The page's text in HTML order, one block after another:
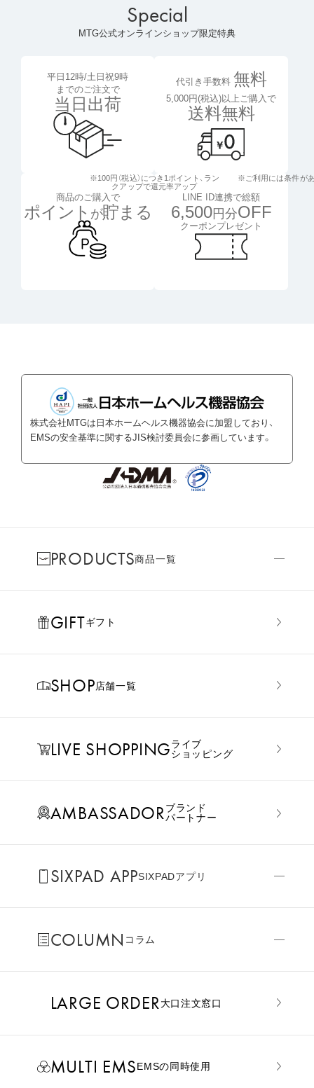
Special
MTG公式オンラインショップ限定特典
平日12時/土日祝9時
までのご注文で
当日出荷
代引き手数料 無料
5,000円(税込)以上ご購入で
送料無料
商品のご購入で
ポイント が貯まる
※100円（税込）につき1ポイント、 ラン
クアップで還元率アップ
LINE ID連携で総額
6,500円分OFF
クーポンプレゼント
※ご利用には条件が
株式会社MTGは日本ホームヘルス機器協会に加盟しており、
EMSの安全基準に関するJIS検討委員会に参画しています。
PRODUCTS商品一覧
GIFTギフト
SHOP店舗一覧
LIVE SHOPPINGライブ
ショッピング
AMBASSADORブランド
パートナー
SIXPAD APPSIXPADアプリ
COLUMN コラム
LARGE ORDER⼤⼝注⽂窓⼝
MULTI EMSEMSの同時使用